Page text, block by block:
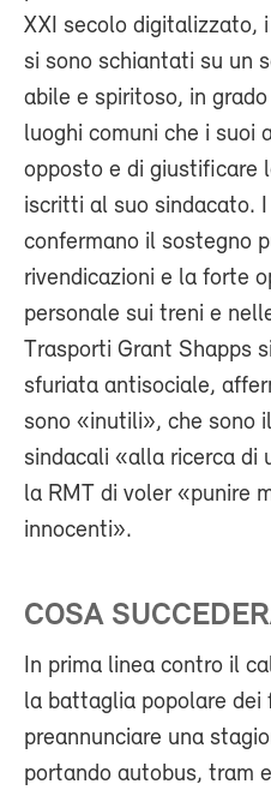
XXI secolo digitalizzato,
si sono schiantati su un
abile e spiritoso, in
luoghi comuni che i suoi
opposto e di giustificare
iscritti al suo sindacato.
confermano il sostegno
rivendicazioni e la forte
personale sui treni e
Trasporti Grant Shapps
sfuriata antisociale,
sono «inutili», che sono
sindacali «alla ricerca di
la RMT di voler «punire
innocenti».
COSA
In prima linea contro il
la battaglia popolare dei
preannunciare una
portando autobus, tram